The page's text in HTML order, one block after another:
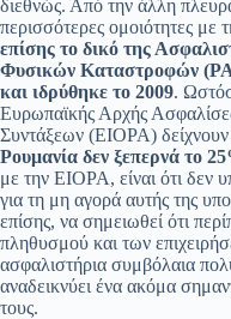
διεθνώς. Από την άλλη
περισσότερες ομοιότητες με
επίσης το δικό της
Φυσικών Καταστροφών
και ιδρύθηκε το 2009.
Ευρωπαϊκής Αρχής
Συντάξεων (EIOPA) δείχνουν
Ρουμανία δεν ξεπερνά το
με την EIOPA, είναι ότι δεν
για τη μη αγορά αυτής της
επίσης, να σημειωθεί ότι
πληθυσμού και των
ασφαλιστήρια συμβόλαια
αναδεικνύει ένα ακόμα
τους.